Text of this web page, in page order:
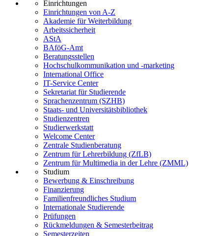
Einrichtungen
Einrichtungen von A-Z
Akademie für Weiterbildung
Arbeitssicherheit
AStA
BAföG-Amt
Beratungsstellen
Hochschulkommunikation und -marketing
International Office
IT-Service Center
Sekretariat für Studierende
Sprachenzentrum (SZHB)
Staats- und Universitätsbibliothek
Studienzentren
Studierwerkstatt
Welcome Center
Zentrale Studienberatung
Zentrum für Lehrerbildung (ZfLB)
Zentrum für Multimedia in der Lehre (ZMML)
Studium
Bewerbung & Einschreibung
Finanzierung
Familienfreundliches Studium
Internationale Studierende
Prüfungen
Rückmeldungen & Semesterbeitrag
Semesterzeiten